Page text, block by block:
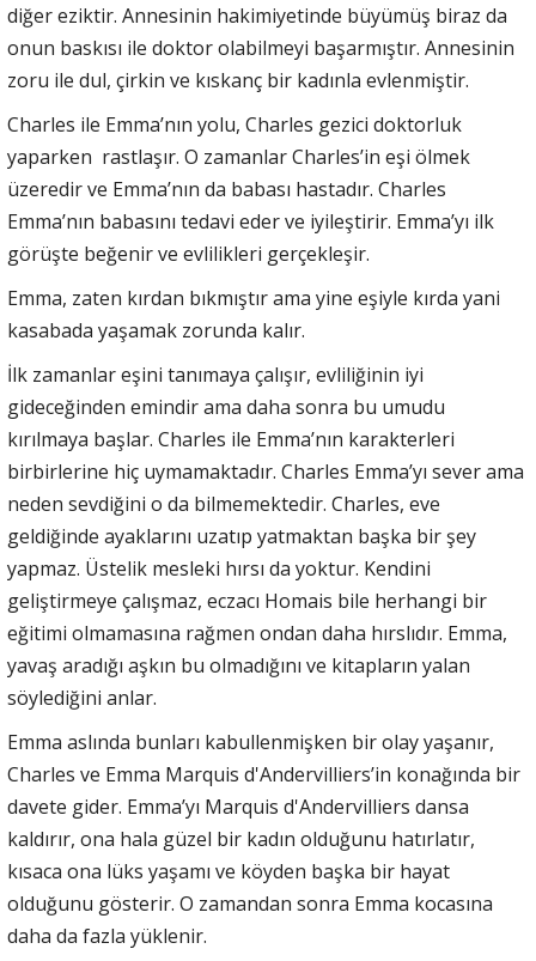
diğer eziktir. Annesinin hakimiyetinde büyümüş biraz da
onun baskısı ile doktor olabilmeyi başarmıştır. Annesinin
zoru ile dul, çirkin ve kıskanç bir kadınla evlenmiştir.
Charles ile Emma’nın yolu, Charles gezici doktorluk
yaparken rastlaşır. O zamanlar Charles’in eşi ölmek
üzeredir ve Emma’nın da babası hastadır. Charles
Emma’nın babasını tedavi eder ve iyileştirir. Emma’yı ilk
görüşte beğenir ve evlilikleri gerçekleşir.
Emma, zaten kırdan bıkmıştır ama yine eşiyle kırda yani
kasabada yaşamak zorunda kalır.
İlk zamanlar eşini tanımaya çalışır, evliliğinin iyi
gideceğinden emindir ama daha sonra bu umudu
kırılmaya başlar. Charles ile Emma’nın karakterleri
birbirlerine hiç uymamaktadır. Charles Emma’yı sever ama
neden sevdiğini o da bilmemektedir. Charles, eve
geldiğinde ayaklarını uzatıp yatmaktan başka bir şey
yapmaz. Üstelik mesleki hırsı da yoktur. Kendini
geliştirmeye çalışmaz, eczacı Homais bile herhangi bir
eğitimi olmamasına rağmen ondan daha hırslıdır. Emma,
yavaş aradığı aşkın bu olmadığını ve kitapların yalan
söylediğini anlar.
Emma aslında bunları kabullenmişken bir olay yaşanır,
Charles ve Emma Marquis d'Andervilliers’in konağında bir
davete gider. Emma’yı Marquis d'Andervilliers dansa
kaldırır, ona hala güzel bir kadın olduğunu hatırlatır,
kısaca ona lüks yaşamı ve köyden başka bir hayat
olduğunu gösterir. O zamandan sonra Emma kocasına
daha da fazla yüklenir.